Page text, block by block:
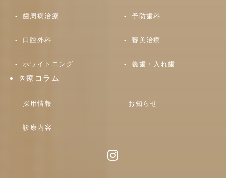
歯周病治療 予防歯科
口腔外科 審美治療
ホワイトニング 義歯・入れ歯
医療コラム
採用情報 お知らせ
診療内容